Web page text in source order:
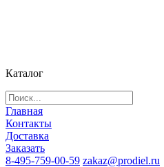
Каталог
Главная
Контакты
Доставка
Заказать
8-495-759-00-59 zakaz@prodiel.ru